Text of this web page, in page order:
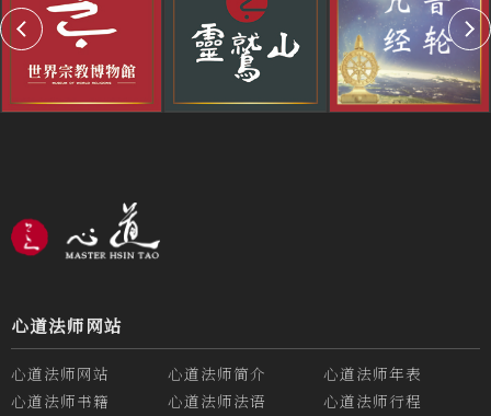
心道法师网站
心道法师网站 心道法师简介
心道法师年表
心道法师书籍
心道法师法语 心道法师行程